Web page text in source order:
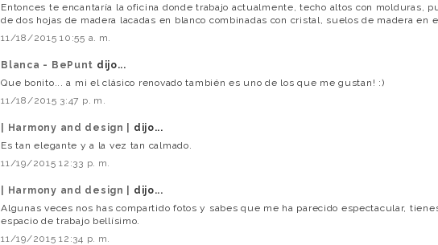
Entonces te encantaría la oficina donde trabajo actualmente, techo altos con molduras,
de dos hojas de madera lacadas en blanco combinadas con cristal, suelos de madera en
11/18/2015 10:55 a. m.
Blanca - BePunt dijo...
Que bonito... a mi el clásico renovado también es uno de los que me gustan! :)
11/18/2015 3:47 p. m.
| Harmony and design | dijo...
Es tan elegante y a la vez tan calmado.
11/19/2015 12:33 p. m.
| Harmony and design | dijo...
Algunas veces nos has compartido fotos y sabes que me ha parecido espectacular,
espacio de trabajo bellísimo.
11/19/2015 12:34 p. m.